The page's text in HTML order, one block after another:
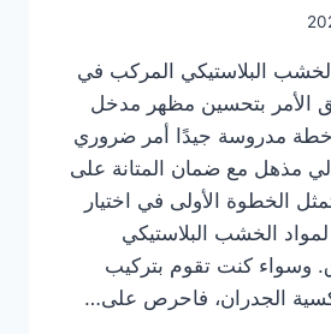
البلاستيكي المركب في
الأمر بتحسين مظهر مدخل
خطة مدروسة جيدًا أمر ضروري
مذهل مع ضمان المتانة على
الخطوة الأولى في اختيار
الخشب البلاستيكي
وسواء كنت تقوم بتركيب
الجدران، فاحرص على…